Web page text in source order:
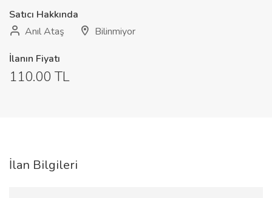
Satıcı Hakkında
Anıl Ataş
Bilinmiyor
İlanın Fiyatı
110.00 TL
İlan Bilgileri